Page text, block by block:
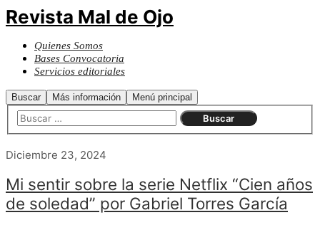
Revista Mal de Ojo
Quienes Somos
Bases Convocatoria
Servicios editoriales
Buscar Más información Menú principal
Diciembre 23, 2024
Mi sentir sobre la serie Netflix “Cien años
de soledad” por Gabriel Torres García